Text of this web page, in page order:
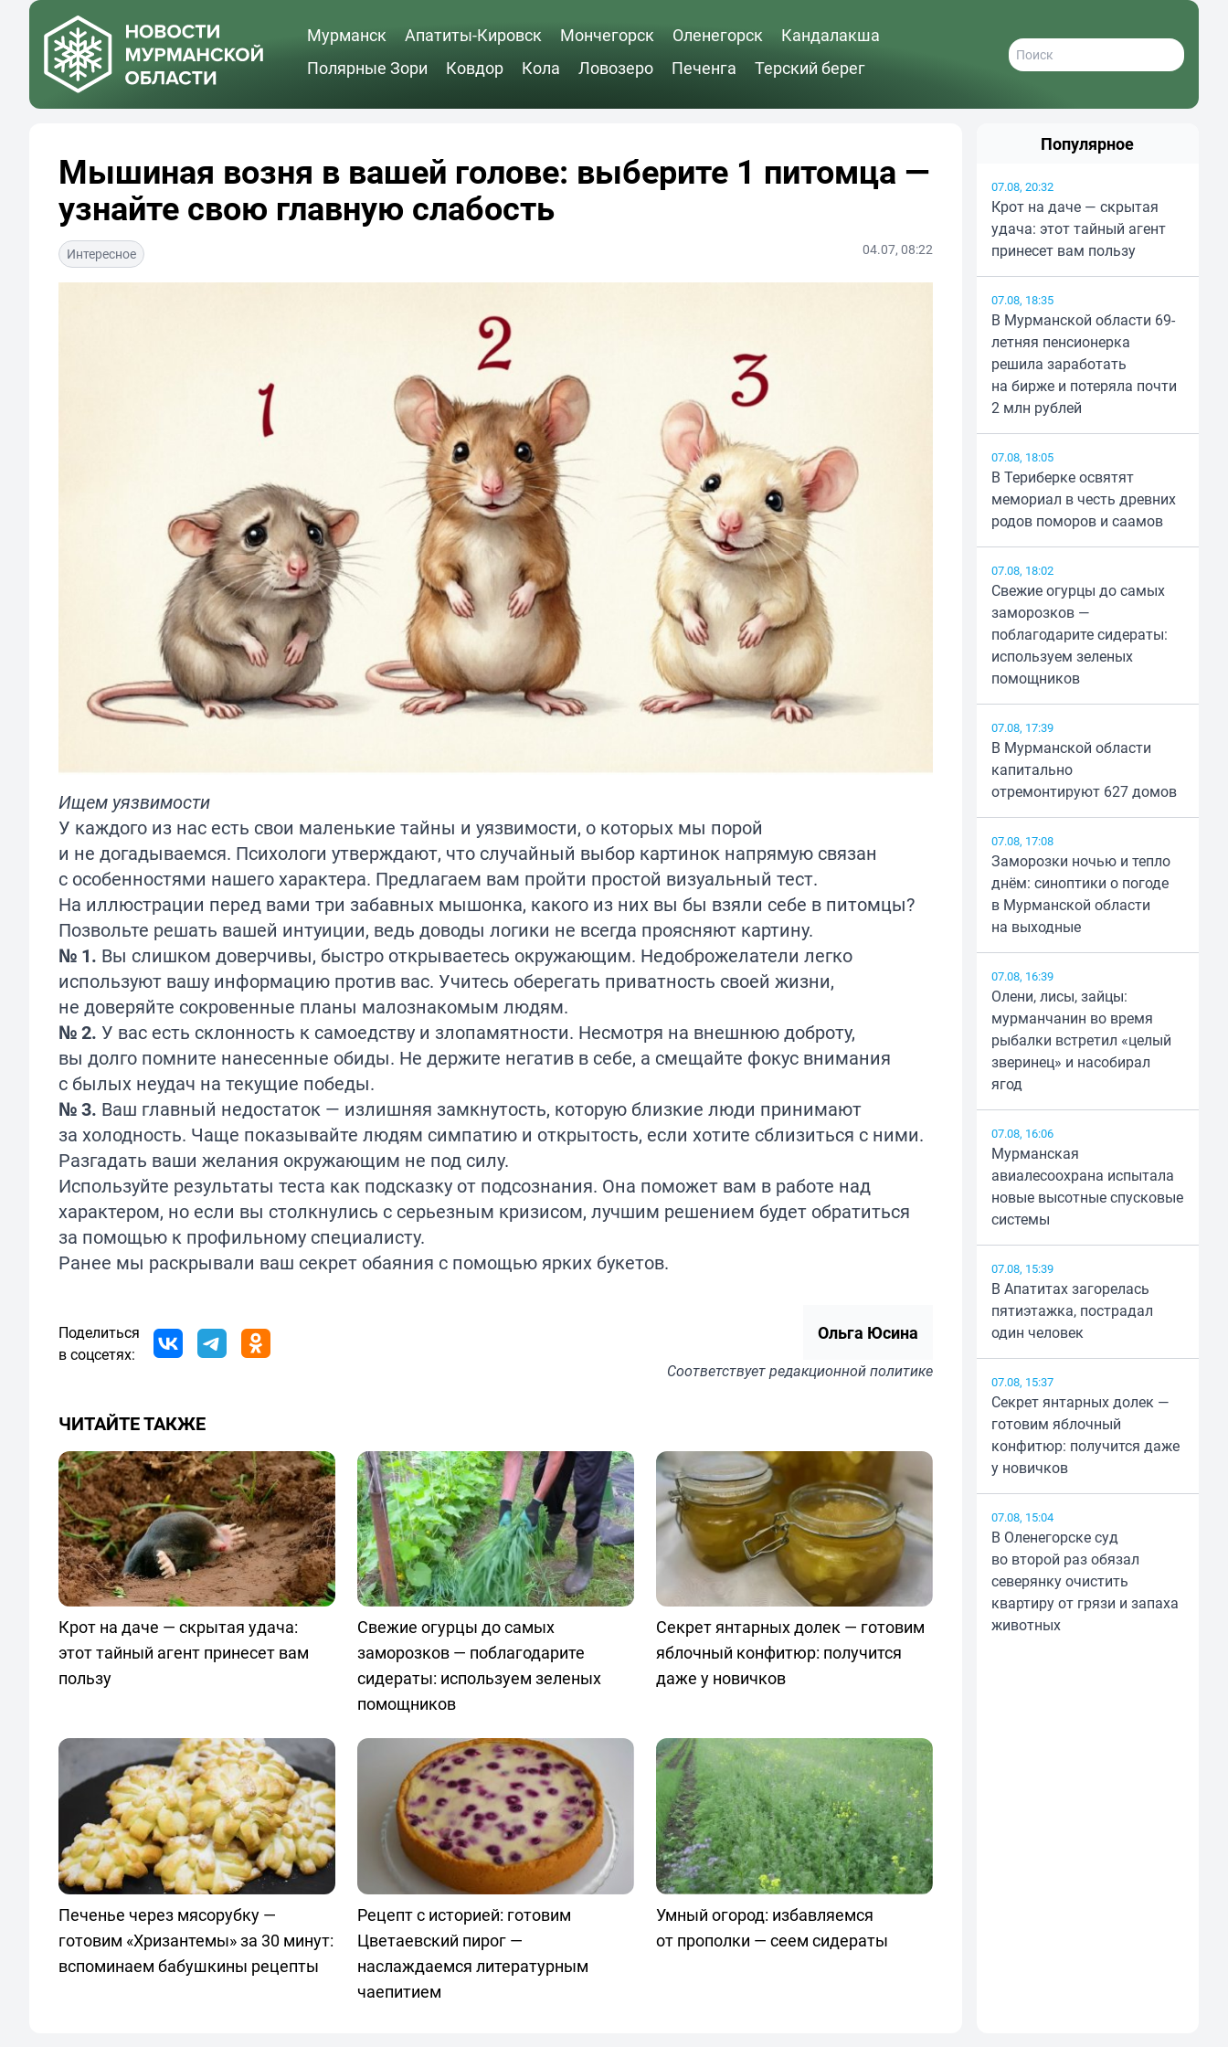
Мурманск Апатиты-Кировск Мончегорск Оленегорск
Кандалакша
Полярные Зори
Ковдор Кола Ловозеро Печенга Терский берег
Мышиная возня в вашей голове: выберите 1 питомца —
узнайте свою главную слабость
Интересное 04.07, 08:22
Ищем уязвимости
У каждого из нас есть свои маленькие тайны и уязвимости, о которых мы порой
и не догадываемся. Психологи утверждают, что случайный выбор картинок напрямую связан
с особенностями нашего характера. Предлагаем вам пройти простой визуальный тест.
На иллюстрации перед вами три забавных мышонка, какого из них вы бы взяли себе в питомцы?
Позвольте решать вашей интуиции, ведь доводы логики не всегда проясняют картину.
№ 1. Вы слишком доверчивы, быстро открываетесь окружающим. Недоброжелатели легко
используют вашу информацию против вас. Учитесь оберегать приватность своей жизни,
не доверяйте сокровенные планы малознакомым людям.
№ 2. У вас есть склонность к самоедству и злопамятности. Несмотря на внешнюю доброту,
вы долго помните нанесенные обиды. Не держите негатив в себе, а смещайте фокус внимания
с былых неудач на текущие победы.
№ 3. Ваш главный недостаток — излишняя замкнутость, которую близкие люди принимают
за холодность. Чаще показывайте людям симпатию и открытость, если хотите сблизиться с ними.
Разгадать ваши желания окружающим не под силу.
Используйте результаты теста как подсказку от подсознания. Она поможет вам в работе над
характером, но если вы столкнулись с серьезным кризисом, лучшим решением будет обратиться
за помощью к профильному специалисту.
Ранее мы раскрывали ваш секрет обаяния с помощью ярких букетов.
Поделиться
в соцсетях:
Ольга Юсина
Соответствуетредакционной политике
ЧИТАЙТЕ ТАКЖЕ
Крот на даче — скрытая удача:
этот тайный агент принесет вам
пользу
Свежие огурцы до самых
заморозков — поблагодарите
сидераты: используем зеленых
помощников
Секрет янтарных долек — готовим
яблочный конфитюр: получится
даже у новичков
Печенье через мясорубку —
готовим «Хризантемы» за 30 минут:
вспоминаем бабушкины рецепты
Рецепт с историей: готовим
Цветаевский пирог —
наслаждаемся литературным
чаепитием
Умный огород: избавляемся
от прополки — сеем сидераты
Популярное
07.08, 20:32
Крот на даче — скрытая
удача: этот тайный агент
принесет вам пользу
07.08, 18:35
В Мурманской области 69-
летняя пенсионерка
решила заработать
на бирже и потеряла почти
2 млн рублей
07.08, 18:05
В Териберке освятят
мемориал в честь древних
родов поморов и саамов
07.08, 18:02
Свежие огурцы до самых
заморозков —
поблагодарите сидераты:
используем зеленых
помощников
07.08, 17:39
В Мурманской области
капитально
отремонтируют 627 домов
07.08, 17:08
Заморозки ночью и тепло
днём: синоптики о погоде
в Мурманской области
на выходные
07.08, 16:39
Олени, лисы, зайцы:
мурманчанин во время
рыбалки встретил «целый
зверинец» и насобирал
ягод
07.08, 16:06
Мурманская
авиалесоохрана испытала
новые высотные спусковые
системы
07.08, 15:39
В Апатитах загорелась
пятиэтажка, пострадал
один человек
07.08, 15:37
Секрет янтарных долек —
готовим яблочный
конфитюр: получится даже
у новичков
07.08, 15:04
В Оленегорске суд
во второй раз обязал
северянку очистить
квартиру от грязи и запаха
животных